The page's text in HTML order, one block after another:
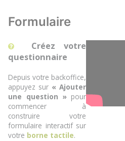
Formulaire
Créez votre
questionnaire
Depuis votre backoffice,
appuyez sur « Ajouter
une question »pour
commencer à
construire votre
formulaire interactif sur
votre borne tactile.